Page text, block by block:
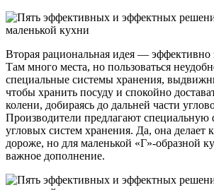
Вторая рациональная идея — эффективно
Там много места, но пользоваться
специальные системы хранения,
чтобы хранить посуду и спокойно
колени, добираясь до дальней части
Производители предлагают специальную
угловых систем хранения. Да, она делает
дороже, но для маленькой «Г»-образной
важное дополнение.